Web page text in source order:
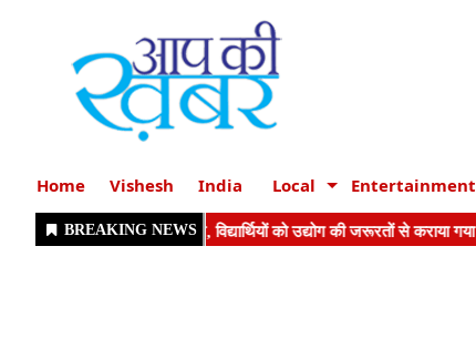
Home Vishesh India Local Entertainment